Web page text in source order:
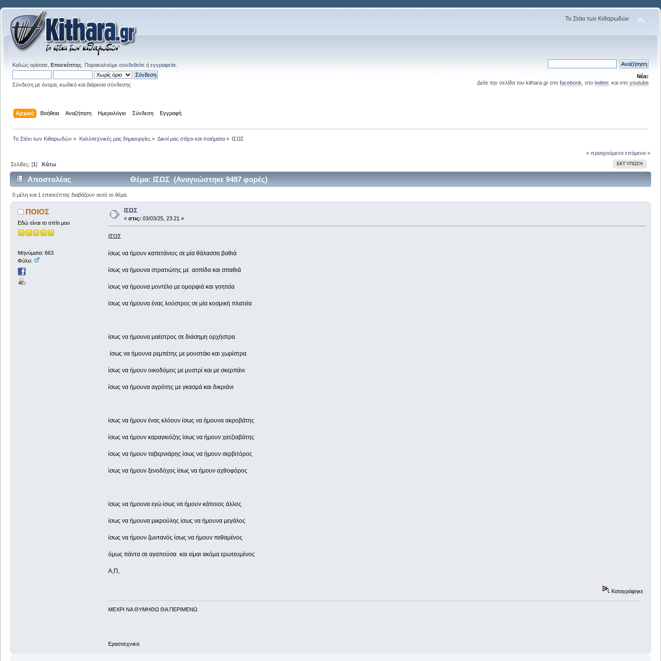
Το Στέκι των Κιθαρωδών
Καλώς ορίσατε, Επισκέπτης . Παρακαλούμε συνδεθείτε ή εγγραφείτε
Σύνδεση με όνομα, κωδικό και διάρκεια σύνδεσης
Νέα:
Δείτε την σελίδα του kithara.gr στο facebook , στο twitter, και στο youtube
Αρχική Βοήθεια Αναζήτηση Ημερολόγιο Σύνδεση Εγγραφή
Το Στέκι των Κιθαρωδών » Καλλιτεχνικές μας δημιουργίες» Δικοί μας στίχοι και ποιήματα» ΙΣΩΣ
« προηγούμενο επόμενο »
ΕΚΤΎΠΩΣΗ
Σελίδες: [1]Κάτω
Αποστολέας Θέμα: ΙΣΩΣ (Αναγνώστηκε 9487 φορές)
0 μέλη και 1 επισκέπτης διαβάζουν αυτό το θέμα.
ΠΟΙΟΣ
Εδώ είναι το σπίτι μου
Μηνύματα: 663
Φύλο:
ΙΣΩΣ
« στις: 03/03/25, 23:21 »
ΙΣΩΣ
ίσως να ήμουν καπετάνιος σε μία θάλασσα βαθιά
ίσως να ήμουνα στρατιώτης με ασπίδα και σπαθιά
ίσως να ήμουνα μοντέλο με ομορφιά και γοητεία
ίσως να ήμουνα ένας λούστρος σε μία κοσμική πλατεία
ίσως να ήμουνα μαέστρος σε διάσημη ορχήστρα
ίσως να ήμουνα ρεμπέτης με μουστάκι και χωρίστρα
ίσως να ήμουν οικοδόμος με μυστρί και με σκερπάνι
ίσως να ήμουνα αγρότης με γκασμά και δικριάνι
ίσως να ήμουν ένας κλόουν ίσως να ήμουνα ακροβάτης
ίσως να ήμουν καραγκιόζης ίσως να ήμουν χατζιαβάτης
ίσως να ήμουν ταβερνιάρης ίσως να ήμουν σερβιτόρος
ίσως να ήμουν ξενοδόχος ίσως να ήμουν αχθοφόρος
ίσως να ήμουνα εγώ ίσως να ήμουν κάποιος άλλος
ίσως να ήμουνα μικρούλης ίσως να ήμουνα μεγάλος
ίσως να ήμουν ζωντανός ίσως να ήμουν πεθαμένος
όμως πάντα σε αγαπούσα και είμαι ακόμα ερωτευμένος
Α,Π,
Καταγράφηκε
ΜΕΧΡΙ ΝΑ ΘΥΜHΘΩ ΘΑ ΠΕΡΙΜΕΝΩ
Ερασιτεχνικα